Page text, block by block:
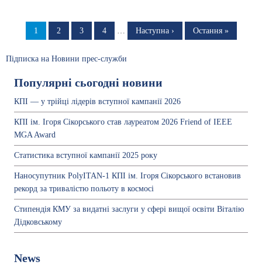
Сторінка
1 Сторінка
2 Сторінка
3 Сторінка
4 …
Наступна
Наступна ›
Остання
Остання »
Підписка на Новини прес-служби
Популярні сьогодні новини
КПІ — у трійці лідерів вступної кампанії 2026
КПІ ім. Ігоря Сікорського став лауреатом 2026 Friend of IEEE
MGA Award
Статистика вступної кампанії 2025 року
Наносупутник PolyITAN-1 КПІ ім. Ігоря Сікорського встановив
рекорд за тривалістю польоту в космосі
Стипендія КМУ за видатні заслуги у сфері вищої освіти Віталію
Дідковському
News